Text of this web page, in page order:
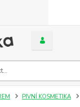
PIVNÍ KOSMETIKA